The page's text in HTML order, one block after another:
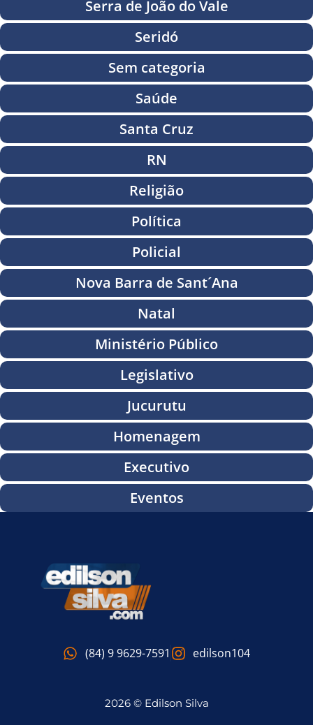
Serra de João do Vale
Seridó
Sem categoria
Saúde
Santa Cruz
RN
Religião
Política
Policial
Nova Barra de Sant´Ana
Natal
Ministério Público
Legislativo
Jucurutu
Homenagem
Executivo
Eventos
(84) 9 9629-7591 edilson104
2026 © Edilson Silva